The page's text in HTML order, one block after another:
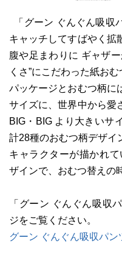
「グーン ぐんぐん吸収
キャッチしてすばやく拡
腹や足まわりに ギャザ
くさ”にこだわった紙おむ
パッケージとおむつ柄に
サイズに、世界中から愛
BIG・BIG より大きいサ
計28種のおむつ柄デザイ
キャラクターが描かれ
ザインで、おむつ替えの
「グーン ぐんぐん吸収
ジをご覧ください。
グーン ぐんぐん吸収パン